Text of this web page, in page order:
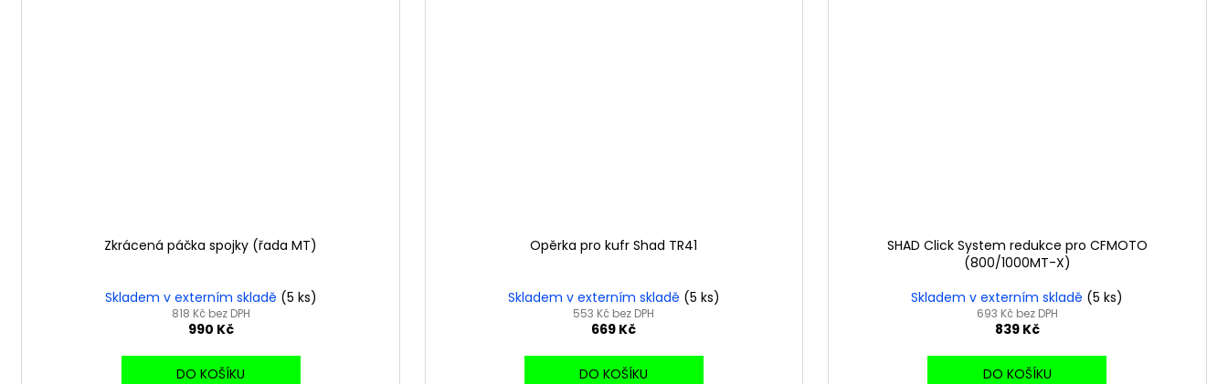
Zkrácená páčka spojky (řada MT)
Skladem v externím skladě (5 ks)
818 Kč bez DPH
990 Kč
DO KOŠÍKU
Opěrka pro kufr Shad TR41
Skladem v externím skladě (5 ks)
553 Kč bez DPH
669 Kč
DO KOŠÍKU
SHAD Click System redukce pro CFMOTO
(800/1000MT-X)
Skladem v externím skladě (5 ks)
693 Kč bez DPH
839 Kč
DO KOŠÍKU